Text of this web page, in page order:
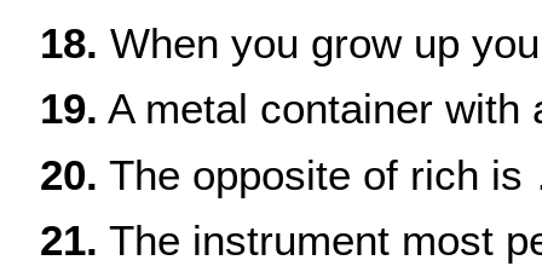
18. When you grow up
19. A metal container
20. The opposite of rich
21. The instrument most